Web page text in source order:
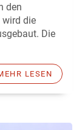
den
wird die
Die
LESEN